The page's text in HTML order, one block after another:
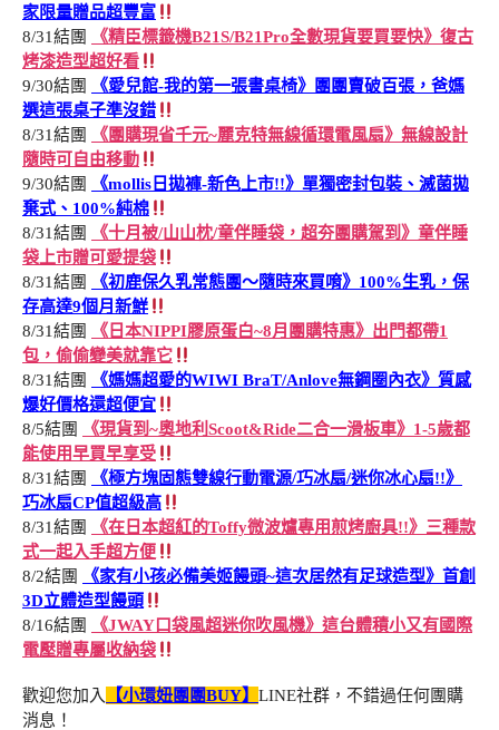
家限量贈品超豐富
8/31結團
《精臣標籤機B21S/B21Pro全數現貨要買要快》復古
烤漆造型超好看
9/30結團
《愛兒館-我的第一張書桌椅》團團賣破百張，爸媽
選這張桌子準沒錯
8/31結團
《團購現省千元~麗克特無線循環電風扇》無線設計
隨時可自由移動
9/30結團
《mollis日拋褲-新色上市!!》單獨密封包裝、滅菌拋
棄式、100%純棉
8/31結團
《十月被/山山枕/童伴睡袋，超夯團購駕到》童伴睡
袋上市贈可愛提袋
8/31結團
《初鹿保久乳常態團～隨時來買唷》100%生乳，保
存高達9個月新鮮
8/31結團
《日本NIPPI膠原蛋白~8月團購特惠》出門都帶1
包，偷偷變美就靠它
8/31結團
《媽媽超愛的WIWI BraT/Anlove無鋼圈內衣》質感
爆好價格還超便宜
8/5結團
《現貨到~奧地利Scoot&Ride二合一滑板車》1-5歲都
能使用早買早享受
8/31結團
《極方塊固態雙線行動電源/巧冰扇/迷你冰心扇!!》
巧冰扇CP值超級高
8/31結團
《在日本超紅的Toffy微波爐專用煎烤廚具!!》三種款
式一起入手超方便
8/2結團
《家有小孩必備美姬饅頭~這次居然有足球造型》首創
3D立體造型饅頭
8/16結團
《JWAY口袋風超迷你吹風機》這台體積小又有國際
電壓贈專屬收納袋
歡迎您加入 【小環妞團團BUY】 LINE社群，不錯過任何團購
消息！